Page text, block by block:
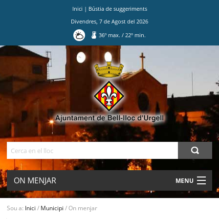
Inici | Bústia de suggeriments
Divendres 7 de Agost del 2026
36º max./ 22º min.
ON MENJAR MENU
Sou a: Inici / Municipi /On menjar